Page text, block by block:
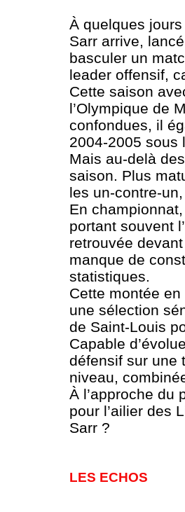
À quelques
Sarr arrive,
basculer un
leader offensif,
Cette saison
l’Olympique de
confondues, il
2004-2005 sous
Mais au-delà
saison. Plus
les un-contre-
En
portant souvent
retrouvée
manque de
statistiques.
Cette montée
une sélection
de Saint-Louis
Capable
défensif sur une
niveau,
À l’approche du
pour l’ailier des
Sarr ?
LES ECHOS